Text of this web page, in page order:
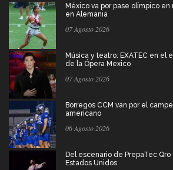
México va por pase olímpico
en Alemania
07 Agosto 2026
Música y teatro: EXATEC en el
de la Ópera Mexico
07 Agosto 2026
Borregos CCM van por el
americano
06 Agosto 2026
Del escenario de PrepaTec
Estados Unidos